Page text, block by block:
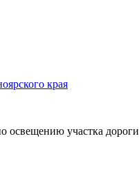
края
участка